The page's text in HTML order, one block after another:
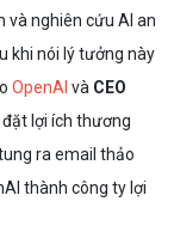
và nghiên cứu AI an
khi nói lý tưởng này
OpenAI và CEO
lợi ích thương
ra email thảo
thành công ty lợi